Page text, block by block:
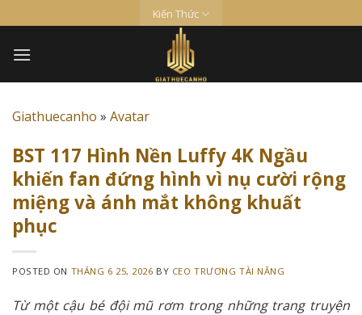
to
content
Kiến Thức
Giathuecanho » Avatar
BST 117 Hình Nền Luffy 4K Ngầu
khiến fan đứng hình vì nụ cười rộng
miệng và ánh mắt không khuất
phục
POSTED ON THÁNG 6 25, 2026 BY CEO TRƯƠNG TÀI NĂNG
Từ một cậu bé đội mũ rơm trong những trang truyện